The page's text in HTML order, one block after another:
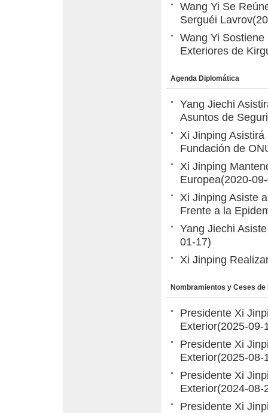
Wang Yi Se
Serguéi Lavrov
Wang Yi
Exteriores de
Agenda Diplomática
Yang Jiechi
Asuntos de
Xi Jinping Asistirá
Fundación de
Xi Jinping
Europea(2020-
Xi Jinping Asiste
Frente a la
Yang Jiechi
01-17)
Xi Jinping
Nombramientos y Ceses
Presidente Xi
Exterior(2025-09-
Presidente Xi
Exterior(2025-08-
Presidente Xi
Exterior(2024-08-
Presidente Xi